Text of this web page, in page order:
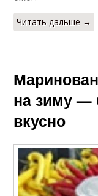
Читать дальше →
на зиму —
вкусно